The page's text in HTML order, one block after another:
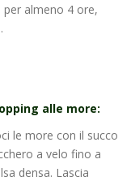
almeno 4 ore,
alle more:
le more con il succo
a velo fino a
densa. Lascia